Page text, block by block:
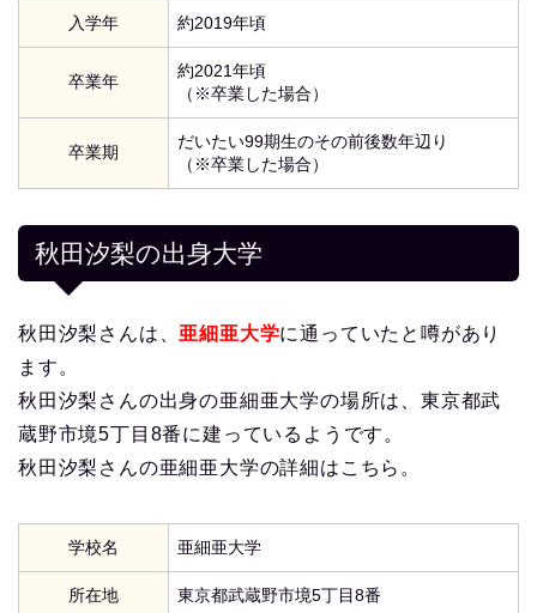
入学年 約2019年頃
卒業年
約2021年頃
（※卒業した場合）
卒業期
だいたい99期生のその前後数年辺り
（※卒業した場合）
秋田汐梨の出身大学
秋田汐梨さんは、亜細亜大学に通っていたと噂があり
ます。
秋田汐梨さんの出身の亜細亜大学の場所は、東京都武
蔵野市境5丁目8番に建っているようです。
秋田汐梨さんの亜細亜大学の詳細はこちら。
学校名 亜細亜大学
所在地 東京都武蔵野市境5丁目8番